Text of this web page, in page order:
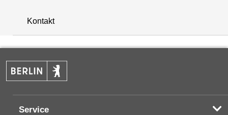
+
−
Kontakt
Service